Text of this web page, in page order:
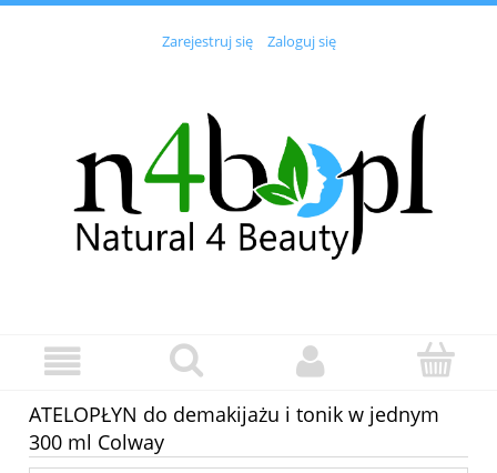
Zarejestruj się Zaloguj się
ATELOPŁYN do demakijażu i tonik w jednym
300 ml Colway